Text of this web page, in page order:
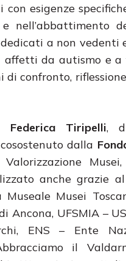
esigenze
nell’abbattimento
dedicati a non vedenti
da autismo e a
confronto,
Federica Tiripelli,
dalla
anche grazie
Museale Musei
Ancona, UFSMIA –
ENS – Ente
il